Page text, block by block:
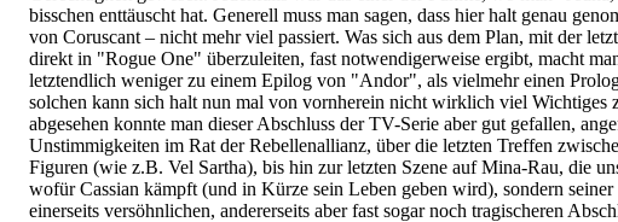
bisschen enttäuscht hat. Generell muss man sagen, dass hier halt genau
von Coruscant – nicht mehr viel passiert. Was sich aus dem Plan, mit der
direkt in "Rogue One" überzuleiten, fast notwendigerweise ergibt, macht
letztendlich weniger zu einem Epilog von "Andor", als vielmehr einen
solchen kann sich halt nun mal von vornherein nicht wirklich viel Wichtiges
abgesehen konnte man dieser Abschluss der TV-Serie aber gut gefallen,
Unstimmigkeiten im Rat der Rebellenallianz, über die letzten Treffen
Figuren (wie z.B. Vel Sartha), bis hin zur letzten Szene auf Mina-Rau, die
wofür Cassian kämpft (und in Kürze sein Leben geben wird), sondern seiner
einerseits versöhnlichen, andererseits aber fast sogar noch tragischeren